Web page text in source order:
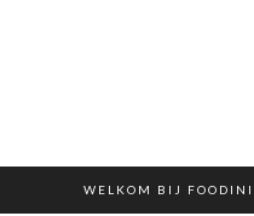
WELKOM BIJ